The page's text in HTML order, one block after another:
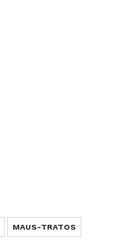
MAUS-TRATOS